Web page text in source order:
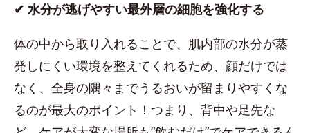
✔︎ 水分が逃げやすい最外層の細胞を強化する
体の中から取り入れることで、肌内部の水分が蒸
発しにくい環境を整えてくれるため、顔だけでは
なく、全身の隅々までうるおいが留まりやすくな
るのが最大のポイント！つまり、背中や足先な